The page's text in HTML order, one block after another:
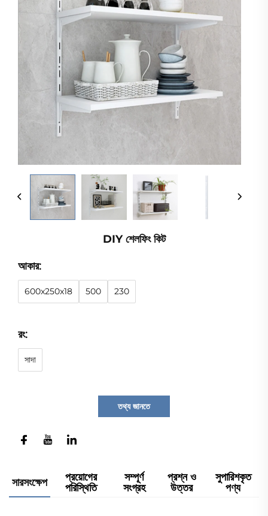
DIY শেলফিং কিট
আকার:
600x250x18 500 230
রং:
সাদা
তথ্য জানতে
সারসংক্ষেপ
প্রয়োগের
পরিস্থিতি
সম্পূর্ণ
সংগ্রহ
প্রশ্ন ও
উত্তর
সুপারিশকৃত
পণ্য